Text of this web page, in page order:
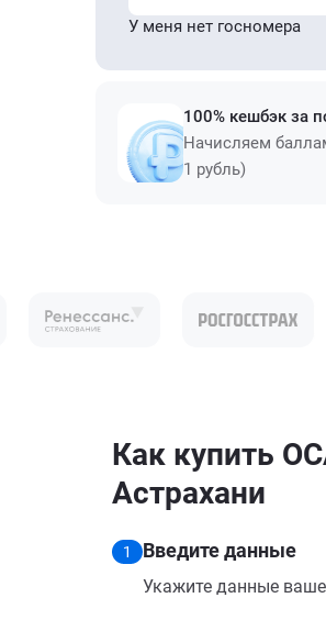
У меня нет госномера
100% кешбэк за
Начисляем
1 рубль)
Как купить
Астрахани
1 Введите данные
Укажите данные